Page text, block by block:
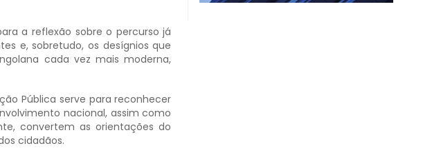
a reflexão sobre o percurso já
e, sobretudo, os desígnios que
cada vez mais moderna,
Pública serve para reconhecer
nacional, assim como
convertem as orientações do
cidadãos.